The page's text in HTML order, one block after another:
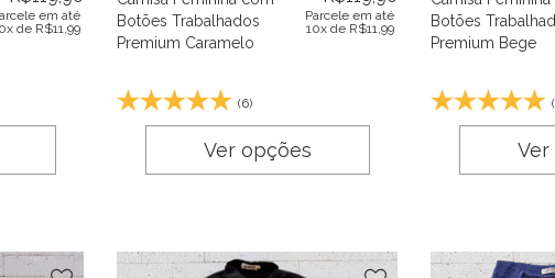
em até
de R$11,99
Botões Trabalhados
Premium Caramelo
Parcele em até
10x de R$11,99
(6)
Ver opções
Botões
Premium Bege
Ver